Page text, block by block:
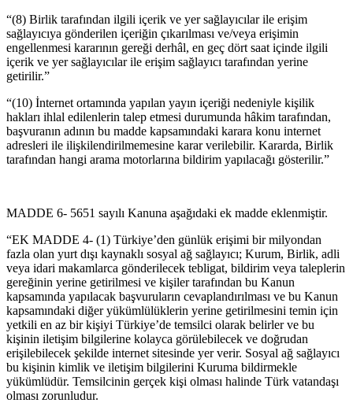
“(8) Birlik tarafından ilgili içerik ve yer sağlayıcılar ile erişim
sağlayıcıya gönderilen içeriğin çıkarılması ve/veya erişimin
engellenmesi kararının gereği derhâl, en geç dört saat içinde ilgili
içerik ve yer sağlayıcılar ile erişim sağlayıcı tarafından yerine
getirilir.”
“(10) İnternet ortamında yapılan yayın içeriği nedeniyle kişilik
hakları ihlal edilenlerin talep etmesi durumunda hâkim tarafından,
başvuranın adının bu madde kapsamındaki karara konu internet
adresleri ile ilişkilendirilmemesine karar verilebilir. Kararda, Birlik
tarafından hangi arama motorlarına bildirim yapılacağı gösterilir.”
MADDE 6- 5651 sayılı Kanuna aşağıdaki ek madde eklenmiştir.
“EK MADDE 4- (1) Türkiye’den günlük erişimi bir milyondan
fazla olan yurt dışı kaynaklı sosyal ağ sağlayıcı; Kurum, Birlik, adli
veya idari makamlarca gönderilecek tebligat, bildirim veya taleplerin
gereğinin yerine getirilmesi ve kişiler tarafından bu Kanun
kapsamında yapılacak başvuruların cevaplandırılması ve bu Kanun
kapsamındaki diğer yükümlülüklerin yerine getirilmesini temin için
yetkili en az bir kişiyi Türkiye’de temsilci olarak belirler ve bu
kişinin iletişim bilgilerine kolayca görülebilecek ve doğrudan
erişilebilecek şekilde internet sitesinde yer verir. Sosyal ağ sağlayıcı
bu kişinin kimlik ve iletişim bilgilerini Kuruma bildirmekle
yükümlüdür. Temsilcinin gerçek kişi olması halinde Türk vatandaşı
olması zorunludur.